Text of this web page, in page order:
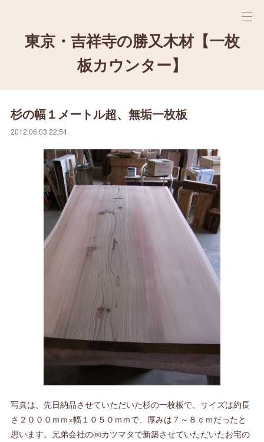
東京・吉祥寺の勝又木材【一枚
板カウンター】
杉の幅１メートル超、無垢一枚板
2012.06.03 22:54
写真は、先日納品させていただいた杉の一枚板で、サイズは約長
さ２０００ｍｍ×幅１０５０ｍｍで、厚みは７～８ｃｍだったと
思います。兄弟会社の㈱カツマタで新築させていただいたお宅の